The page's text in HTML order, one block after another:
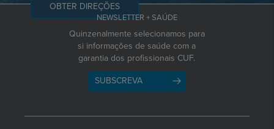
OBTER DIREÇÕES
NEWSLETTER + SAÚDE
Quinzenalmente selecionamos para
si informações de saúde com a
garantia dos profissionais CUF.
SUBSCREVA